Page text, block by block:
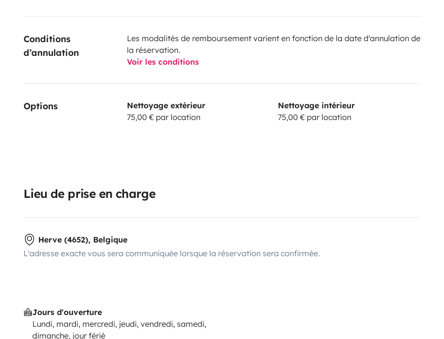
Conditions
d’annulation
Les modalités de remboursement varient en fonction de la date d'annulation de
la réservation.
Voir les conditions
Options
Nettoyage extérieur
75,00 € par location
Nettoyage intérieur
75,00 € par location
Lieu de prise en charge
Herve (4652), Belgique
L'adresse exacte vous sera communiquée lorsque la réservation sera confirmée.
Jours d'ouverture
Lundi, mardi, mercredi, jeudi, vendredi, samedi,
dimanche, jour férié